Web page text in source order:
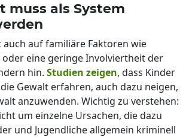
muss als System
auch auf familiäre Faktoren wie
oder eine geringe Involviertheit der
hin. Studien zeigen, dass Kinder
Gewalt erfahren, auch dazu neigen,
anzuwenden. Wichtig zu verstehen:
um einzelne Ursachen, die dazu
und Jugendliche allgemein kriminell